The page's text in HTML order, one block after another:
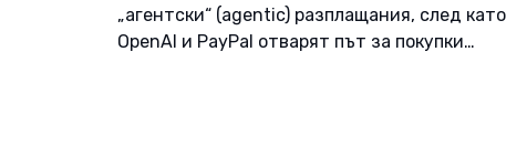
„агентски“ (agentic) разплащания, след като
OpenAI и PayPal отварят път за покупки